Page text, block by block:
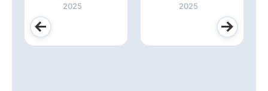
2025
2025